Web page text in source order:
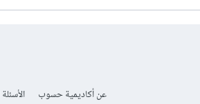
عن أكاديمية حسوب